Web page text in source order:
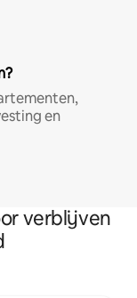
en
verblijven